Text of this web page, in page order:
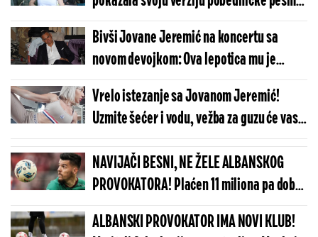
(VIDEO)
Bivši Jovane Jeremić na koncertu sa
novom devojkom: Ova lepotica mu je
ukrala srce (FOTO)
Vrelo istezanje sa Jovanom Jeremić!
Uzmite šećer i vodu, vežba za guzu će vas
patosirati (VIDEO)
NAVIJAČI BESNI, NE ŽELE ALBANSKOG
PROVOKATORA! Plaćen 11 miliona pa dobio
brutalnu poruku
ALBANSKI PROVOKATOR IMA NOVI KLUB!